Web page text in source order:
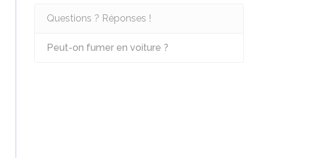
Questions ? Réponses !
Peut-on fumer en voiture ?